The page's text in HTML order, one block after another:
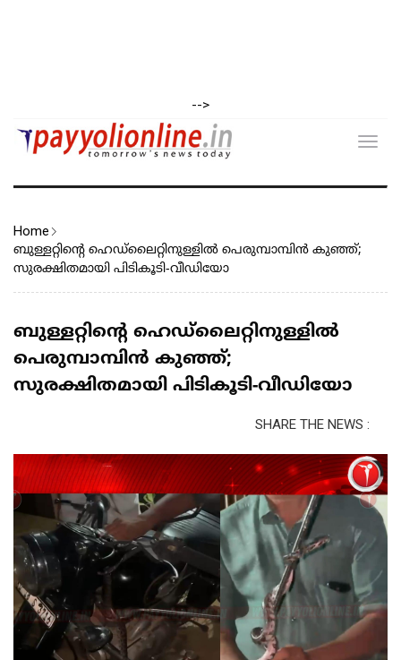
-->
Home
ബുള്ളറ്റിന്റെ ഹെഡ്‌ലൈറ്റിനുള്ളിൽ പെരുമ്പാമ്പിൻ കുഞ്ഞ്;
സുരക്ഷിതമായി പിടികൂടി-വീഡിയോ
ബുള്ളറ്റിന്റെ ഹെഡ്‌ലൈറ്റിനുള്ളിൽ
പെരുമ്പാമ്പിൻ കുഞ്ഞ്;
സുരക്ഷിതമായി പിടികൂടി-വീഡിയോ
SHARE THE NEWS :